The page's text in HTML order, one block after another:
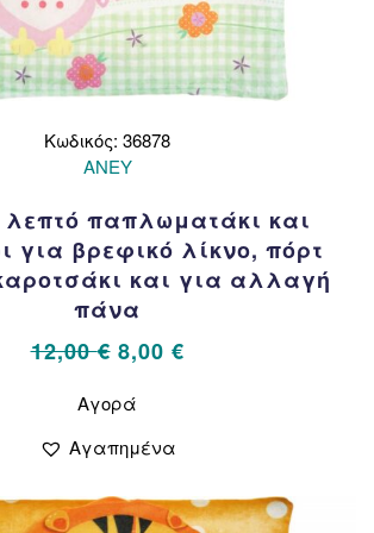
Κωδικός: 36878
ΑΝΕΥ
λεπτό παπλωματάκι και
για βρεφικό λίκνο, πόρτ
και για αλλαγή
πάνα
12,00€ Original
was:
12,00 €.
8,00 €Η
Αγορά
έχει
παραλλαγές.
Αγαπημένα